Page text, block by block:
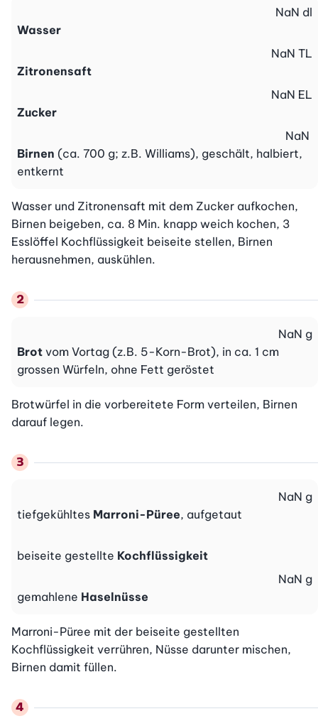
Wasser
NaN dl
Zitronensaft
NaN TL
Zucker
NaN EL
Birnen (ca. 700 g; z.B. Williams), geschält, halbiert,
entkernt
NaN
Wasser und Zitronensaft mit dem Zucker aufkochen,
Birnen beigeben, ca. 8 Min. knapp weich kochen, 3
Esslöffel Kochflüssigkeit beiseite stellen, Birnen
herausnehmen, auskühlen.
Brot vom Vortag (z.B. 5-Korn-Brot), in ca. 1 cm
grossen Würfeln, ohne Fett geröstet
NaN g
Brotwürfel in die vorbereitete Form verteilen, Birnen
darauf legen.
tiefgekühltes Marroni-Püree, aufgetaut
NaN g
beiseite gestellte Kochflüssigkeit
gemahlene Haselnüsse
NaN g
Marroni-Püree mit der beiseite gestellten
Kochflüssigkeit verrühren, Nüsse darunter mischen,
Birnen damit füllen.